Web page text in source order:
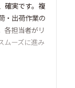
確実です。複
・出荷作業の
各担当者がリ
ムーズに進み